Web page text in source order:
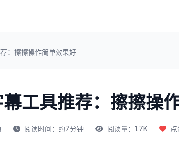
：擦擦操作简单效果好
工具推荐：擦擦操
阅读时间：约7分钟 阅读量：1.7K